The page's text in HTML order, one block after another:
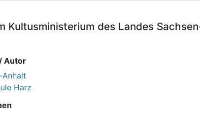
Kultusministerium des Landes
Autor
Anhalt
Harz